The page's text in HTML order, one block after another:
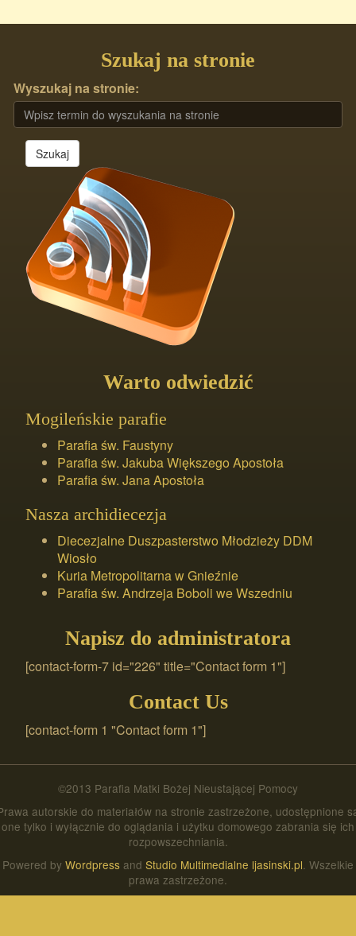
Szukaj na stronie
Wyszukaj na stronie:
Szukaj
Warto odwiedzić
Mogileńskie parafie
Parafia św. Faustyny
Parafia św. Jakuba Większego Apostoła
Parafia św. Jana Apostoła
Nasza archidiecezja
Diecezjalne Duszpasterstwo Młodzieży DDM
Wiosło
Kuria Metropolitarna w Gnieźnie
Parafia św. Andrzeja Boboli we Wszedniu
Napisz do administratora
[contact-form-7 id="226" title="Contact form 1"]
Contact Us
[contact-form 1 "Contact form 1"]
©2013 Parafia Matki Bożej Nieustającej Pomocy
autorskie do materiałów na stronie zastrzeżone, udostępnione
one tylko i wyłącznie do oglądania i użytku domowego zabrania się ich
rozpowszechniania.
Powered by Wordpress and Studio Multimedialne ljasinski.pl. Wszelkie
prawa zastrzeżone.